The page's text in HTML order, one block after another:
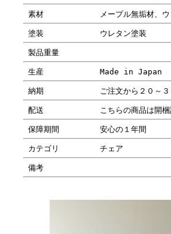
素材 メープル無垢材、
塗装 ウレタン塗装
製品重量
生産 Made in Japan
納期 ご注文から２０～
配送 こちらの商品は開
保障期間 安心の１年間
カテゴリ チェア
備考